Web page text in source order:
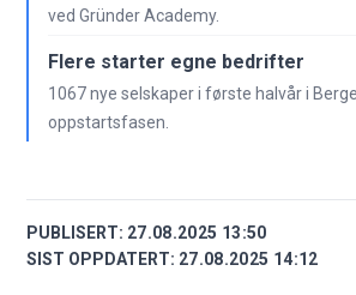
ved Gründer Academy.
Flere starter egne bedrifter
1067 nye selskaper i første halvår i
oppstartsfasen.
PUBLISERT: 27.08.2025 13:50
SIST OPPDATERT: 27.08.2025 14:12